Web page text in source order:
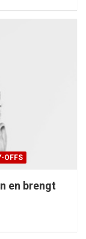
OFFS
en brengt